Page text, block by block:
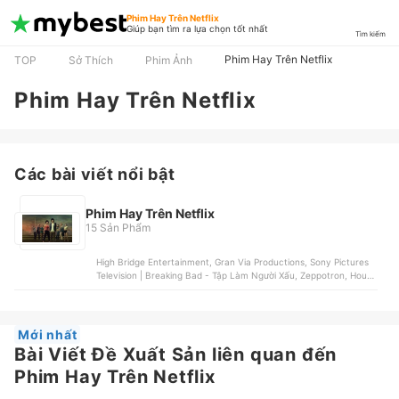
Phim Hay Trên Netflix
Giúp bạn tìm ra lựa chọn tốt nhất
Tìm kiếm
TOP Sở Thích Phim Ảnh Phim Hay Trên Netflix
Phim Hay Trên Netflix
Các bài viết nổi bật
Phim Hay Trên Netflix
15 Sản Phẩm
High Bridge Entertainment, Gran Via Productions, Sony Pictures
Television | Breaking Bad - Tập Làm Người Xấu, Zeppotron, House
Mới nhất
Bài Viết Đề Xuất Sản liên quan đến
Phim Hay Trên Netflix